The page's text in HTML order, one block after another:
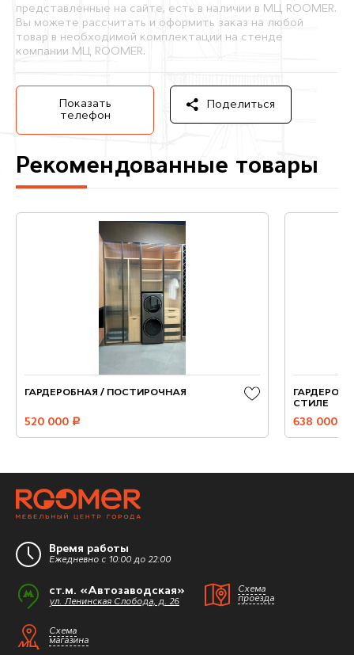
представленные на сайте, есть в наличии в МЦ ROOMER.
Вы можете рассчитать и оформить заказ на любой
товар в необходимой комплектации на стенде
компании МЦ ROOMER.
Показать
телефон
Поделиться
Рекомендованные товары
ГАРДЕРОБНАЯ / ПОСТИРОЧНАЯ
520 000 руб.
СТИЛЕ
638 000
Время работы
Ежедневно с 10:00 до 22:00
ст.м. «Автозаводская»
ул. Ленинская Слобода, д. 26
Схема
проезда
Схема
магазина